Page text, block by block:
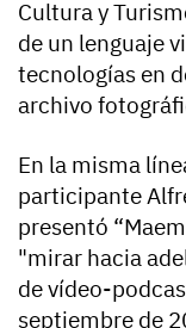
Cultura y
de un lenguaje
tecnologías en
archivo
En la misma
participante
presentó
"mirar hacia
de vídeo-
septiembre de